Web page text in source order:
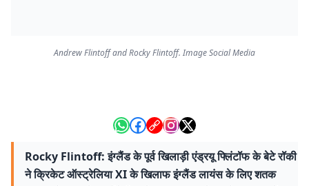
Andrew Flintoff and Rocky Flintoff. Image Social Media
Rocky Flintoff: इंग्लैंड के पूर्व खिलाड़ी एंड्रयू फ्लिंटॉफ के बेटे रॉकी
ने क्रिकेट ऑस्ट्रेलिया XI के खिलाफ इंग्लैंड लायंस के लिए शतक